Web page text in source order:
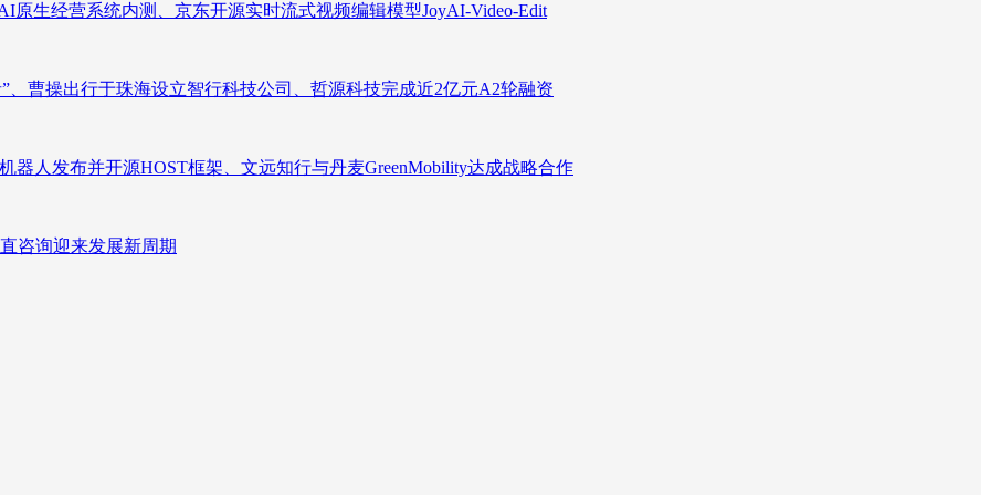
生经营系统内测、京东开源实时流式视频编辑模型JoyAI-Video-Edit
曹操出行于珠海设立智行科技公司、哲源科技完成近2亿元A2轮融资
器人发布并开源HOST框架、文远知行与丹麦GreenMobility达成战略合作
咨询迎来发展新周期